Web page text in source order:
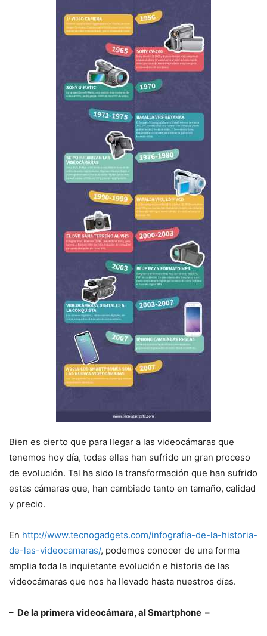
Bien es cierto que para llegar a las videocámaras que
tenemos hoy día, todas ellas han sufrido un gran proceso
de evolución. Tal ha sido la transformación que han sufrido
estas cámaras que, han cambiado tanto en tamaño, calidad
y precio.
En http://www.tecnogadgets.com/infografia-de-la-historia-
de-las-videocamaras/, podemos conocer de una forma
amplia toda la inquietante evolución e historia de las
videocámaras que nos ha llevado hasta nuestros días.
– De la primera videocámara, al Smartphone –